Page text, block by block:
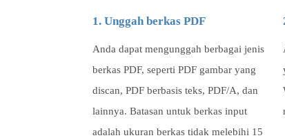
1. Unggah berkas PDF
Anda dapat mengunggah berbagai jenis
berkas PDF, seperti PDF gambar yang
discan, PDF berbasis teks, PDF/A, dan
lainnya. Batasan untuk berkas input
adalah ukuran berkas tidak melebihi 15